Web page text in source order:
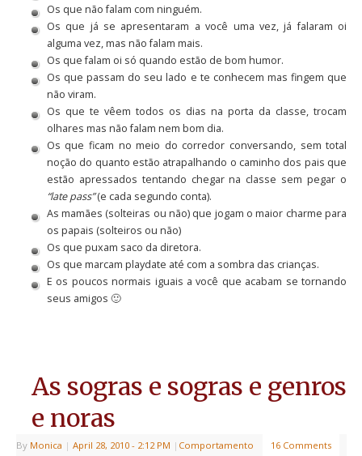
Os que não falam com ninguém.
Os que já se apresentaram a você uma vez, já falaram oi
alguma vez, mas não falam mais.
Os que falam oi só quando estão de bom humor.
Os que passam do seu lado e te conhecem mas fingem que
não viram.
Os que te vêem todos os dias na porta da classe, trocam
olhares mas não falam nem bom dia.
Os que ficam no meio do corredor conversando, sem total
noção do quanto estão atrapalhando o caminho dos pais que
estão apressados tentando chegar na classe sem pegar o
“late pass”(e cada segundo conta).
As mamães (solteiras ou não) que jogam o maior charme para
os papais (solteiros ou não)
Os que puxam saco da diretora.
Os que marcam playdate até com a sombra das crianças.
E os poucos normais iguais a você que acabam se tornando
seus amigos 🙂
As sogras e sogras e genros
e noras
By Monica | April 28, 2010 - 2:12 PM | Comportamento 16 Comments